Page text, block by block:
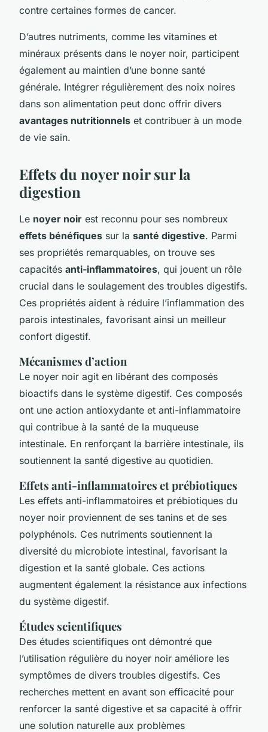
contre certaines formes de cancer.
D’autres nutriments, comme les vitamines et
minéraux présents dans le noyer noir, participent
également au maintien d’une bonne santé
générale. Intégrer régulièrement des noix noires
dans son alimentation peut donc offrir divers
avantages nutritionnels et contribuer à un mode
de vie sain.
Effets du noyer noir sur la
digestion
Le noyer noir est reconnu pour ses nombreux
effets bénéfiques sur la santé digestive. Parmi
ses propriétés remarquables, on trouve ses
capacités anti-inflammatoires, qui jouent un rôle
crucial dans le soulagement des troubles digestifs.
Ces propriétés aident à réduire l’inflammation des
parois intestinales, favorisant ainsi un meilleur
confort digestif.
Mécanismes d’action
Le noyer noir agit en libérant des composés
bioactifs dans le système digestif. Ces composés
ont une action antioxydante et anti-inflammatoire
qui contribue à la santé de la muqueuse
intestinale. En renforçant la barrière intestinale, ils
soutiennent la santé digestive au quotidien.
Effets anti-inflammatoires et prébiotiques
Les effets anti-inflammatoires et prébiotiques du
noyer noir proviennent de ses tanins et de ses
polyphénols. Ces nutriments soutiennent la
diversité du microbiote intestinal, favorisant la
digestion et la santé globale. Ces actions
augmentent également la résistance aux infections
du système digestif.
Études scientifiques
Des études scientifiques ont démontré que
l’utilisation régulière du noyer noir améliore les
symptômes de divers troubles digestifs. Ces
recherches mettent en avant son efficacité pour
renforcer la santé digestive et sa capacité à offrir
une solution naturelle aux problèmes